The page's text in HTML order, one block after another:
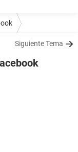
Siguiente Tema